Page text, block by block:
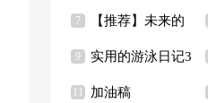
划范文汇编8篇
7 【推荐】未来的
学校三年级作文合集
八篇
9 实用的游泳日记3
篇 加油稿